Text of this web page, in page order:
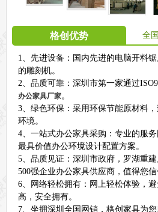
格创优势 全
1、先进设备：国内先进的电脑开料
的雕刻机。
2、品质可靠：深圳市第一家通过
办公家具厂家。
3、绿色环保：采用环保节能原材料
环境。
4、一站式办公家具采购：专业的服
最具价值办公环境设计配置方案。
5、品质见证：深圳市政府，罗湖重
500强企业办公家具供应商，值得您信
6、网络轻松拥有：网上轻松体验，
高，安全拥有。
7、坐拥深圳全国网销，格创家具为